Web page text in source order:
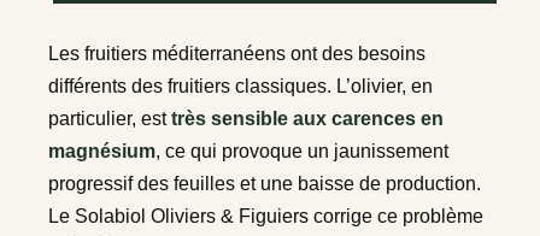
Les fruitiers méditerranéens ont des besoins
différents des fruitiers classiques. L’olivier, en
particulier, esttrès sensible aux carences en
magnésium, ce qui provoque un jaunissement
progressif des feuilles et une baisse de production.
Le Solabiol Oliviers & Figuiers corrige ce problème